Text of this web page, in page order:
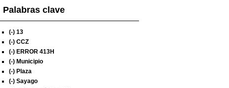
Palabras clave
(-) 13
(-) CCZ
(-) ERROR 413H
(-) Municipio
(-) Plaza
(-) Sayago